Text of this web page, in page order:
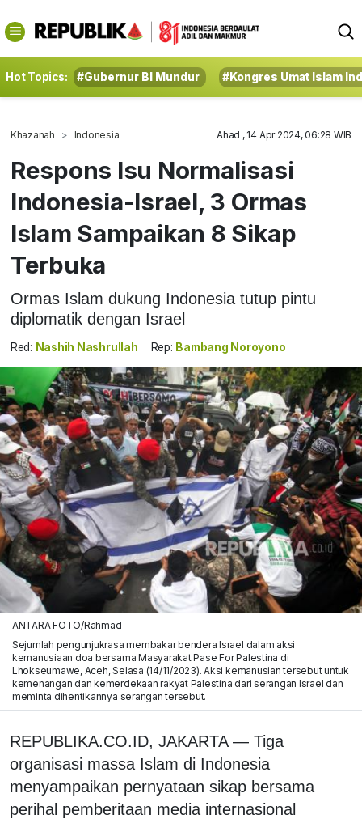
Hot Topics: #Gubernur BI Mundur #Kongres Umat Islam
Khazanah Indonesia Ahad , 14 Apr 2024, 06:28 WIB
Respons Isu Normalisasi
Indonesia-Israel, 3 Ormas
Islam Sampaikan 8 Sikap
Terbuka
Ormas Islam dukung Indonesia tutup pintu
diplomatik dengan Israel
Red: Nashih Nashrullah Rep: Bambang Noroyono
ANTARA FOTO/Rahmad
Sejumlah pengunjukrasa membakar bendera Israel dalam aksi
kemanusiaan doa bersama Masyarakat Pase For Palestina di
Lhokseumawe, Aceh, Selasa (14/11/2023). Aksi kemanusian tersebut untuk
kemenangan dan kemerdekaan rakyat Palestina dari serangan Israel dan
meminta dihentikannya serangan tersebut.
REPUBLIKA.CO.ID, JAKARTA — Tiga
organisasi massa Islam di Indonesia
menyampaikan pernyataan sikap bersama
perihal pemberitaan media internasional